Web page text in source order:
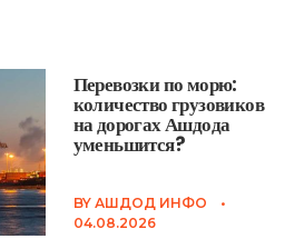
Перевозки по морю:
количество грузовиков
на дорогах Ашдода
уменьшится?
BY АШДОД ИНФО
•
04.08.2026